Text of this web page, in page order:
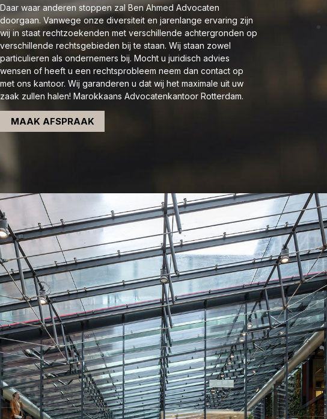
Daar waar anderen stoppen zal Ben Ahmed Advocaten
doorgaan. Vanwege onze diversiteit en jarenlange ervaring zijn
wij in staat rechtzoekenden met verschillende achtergronden op
verschillende rechtsgebieden bij te staan. Wij staan zowel
particulieren als ondernemers bij. Mocht u juridisch advies
wensen of heeft u een rechtsprobleem neem dan contact op
met ons kantoor. Wij garanderen u dat wij het maximale uit uw
zaak zullen halen! Marokkaans Advocatenkantoor Rotterdam.
MAAK AFSPRAAK